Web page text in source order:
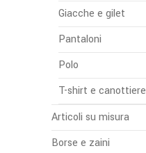
Giacche e gilet
Pantaloni
Polo
T-shirt e canottiere
Articoli su misura
Borse e zaini